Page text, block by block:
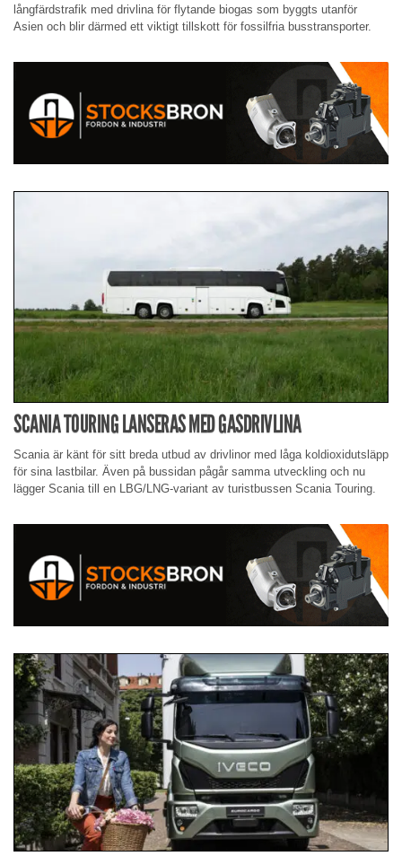
långfärdstrafik med drivlina för flytande biogas som byggts utanför
Asien och blir därmed ett viktigt tillskott för fossilfria busstransporter.
SCANIA TOURING LANSERAS MED GASDRIVLINA
Scania är känt för sitt breda utbud av drivlinor med låga koldioxidutsläpp
för sina lastbilar. Även på bussidan pågår samma utveckling och nu
lägger Scania till en LBG/LNG-variant av turistbussen Scania Touring.